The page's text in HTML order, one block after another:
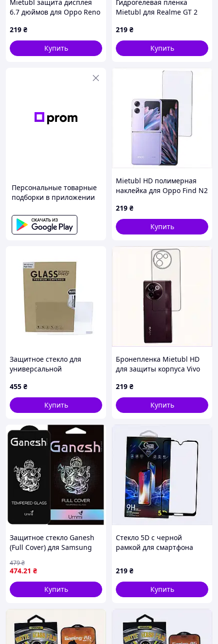
Mietubl защита дисплея
6.7 дюймов для Oppo Reno
219 ₴
Купить
Гидрогелевая пленка
Mietubl для Realme GT 2
219 ₴
Купить
Персональные товарные
подборки в приложении
Mietubl HD полимерная
наклейка для Oppo Find N2
219 ₴
Купить
Защитное стекло для
универсальной
(Hige Clear)
455 ₴
Купить
Бронепленка Mietubl HD
для защиты корпуса Vivo
219 ₴
Купить
Защитное стекло Ganesh
(Full Cover) для Samsung
474.21 ₴
479₴
Купить
Стекло 5D с черной
рамкой для смартфона
219 ₴
Купить